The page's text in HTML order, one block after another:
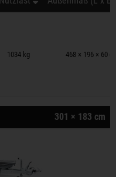
1034 kg 468 × 196 × 60
301 × 183 cm